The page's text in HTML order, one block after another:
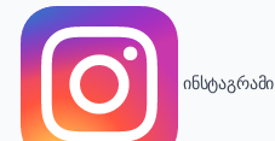
ინსტაგრამი